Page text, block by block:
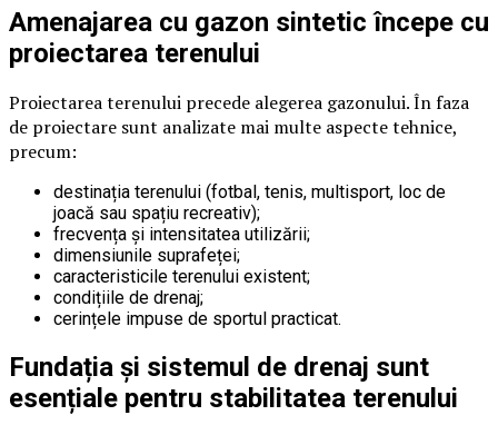
Amenajarea cu gazon sintetic începe cu
proiectarea terenului
Proiectarea terenului precede alegerea gazonului. În faza
de proiectare sunt analizate mai multe aspecte tehnice,
precum:
destinația terenului (fotbal, tenis, multisport, loc de
joacă sau spațiu recreativ);
frecvența și intensitatea utilizării;
dimensiunile suprafeței;
caracteristicile terenului existent;
condițiile de drenaj;
cerințele impuse de sportul practicat.
Fundația și sistemul de drenaj sunt
esențiale pentru stabilitatea terenului